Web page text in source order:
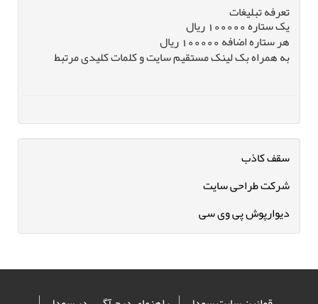
تعرفه تبلیغات
یک ستاره 100000 ریال
هر ستاره اضافه 100000 ریال
به همراه بک لینک مستقیم سایت و کلمات کلیدی مرتبط
سقف کاذب
شرکت طراحی سایت
دیوارپوش پی وی سی